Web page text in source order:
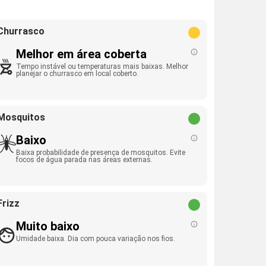
Melhor em área coberta
Tempo instável ou temperaturas mais baixas. Melhor
planejar o churrasco em local coberto.
Baixo
Baixa probabilidade de presença de mosquitos. Evite
focos de água parada nas áreas externas.
Muito baixo
Umidade baixa. Dia com pouca variação nos fios.